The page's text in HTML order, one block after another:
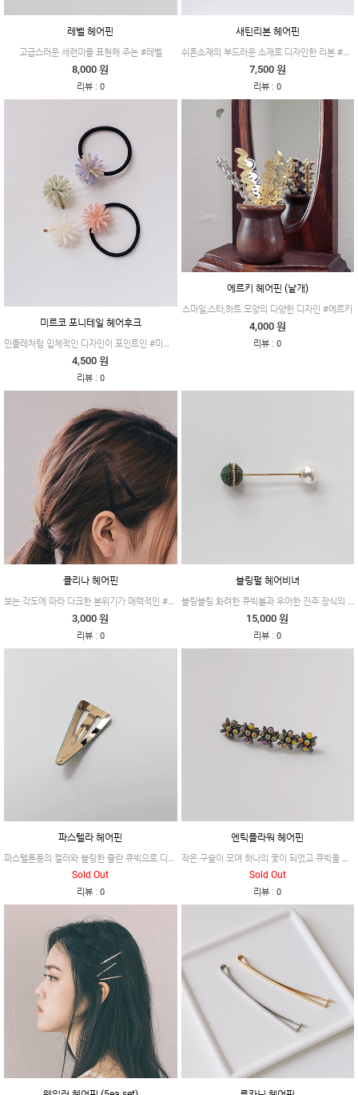
레벨 헤어핀
고급스러운 세련미를 표현해 주는 #레벨
8,000 원
리뷰: 0
새틴리본 헤어핀
쉬폰소재의 부드러운 소재로 디자인한 리본 #새틴리본
7,500 원
리뷰 :0
미르코 포니테일 헤어후크
민들레처럼 입체적인 디자인이 포인트인 #미르코
4,500 원
리뷰: 0
에르키 헤어핀 (낱개)
스마일,스타,하트 모양의 다양한 디자인 #에르키
4,000 원
리뷰 :0
클리나 헤어핀
보는 각도에 따라 다크한 분위기가 매력적인 #클리나
3,000 원
리뷰: 0
블링펄 헤어비녀
블링블링 화려한 큐빅볼과 우아한 진주 장식의 #블링펄
15,000 원
리뷰 :0
파스텔라 헤어핀
파스텔톤풍의 컬러와 블링한 쥴란 큐빅으로 디자인한 #파스텔라
Sold Out
리뷰: 0
엔틱플라워 헤어핀
작은 구슬이 모여 하나의 꽃이 되었고 큐빅을 잎으로 디자인한 #엔틱플라워
Sold Out
리뷰 :0